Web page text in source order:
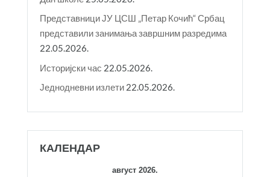
Представници ЈУ ЦСШ „Петар Кочић“ Србац
представили занимања завршним разредима
22.05.2026.
Историјски час 22.05.2026.
Једнодневни излети 22.05.2026.
КАЛЕНДАР
август 2026.